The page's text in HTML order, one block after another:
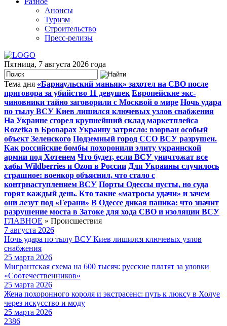
Анонсы
Туризм
Строительство
Пресс-релизы
Пятница, 7 августа 2026 года
Тема дня «Барнаульский маньяк» захотел на СВО после
приговора за убийство 11 девушек Европейские экс-
чиновники тайно заговорили с Москвой о мире Ночь удара
по тылу ВСУ Киев лишился ключевых узлов снабжения
На Украине сгорел крупнейший склад маркетплейса
Rozetka в Броварах Украину затрясло: взорван особый
объект Зеленского Подземный город ССО ВСУ разрушен.
Как российские бомбы похоронили элиту украинской
армии под Хотенем Что будет, если ВСУ уничтожат все
хабы Wildberries и Ozon в России Для Украины случилось
страшное: военкор объяснил, что стало с
контрнаступлением ВСУ Порты Одессы пусты, но суда
горят каждый день. Кто такие «матросы удачи» и зачем
они лезут под «Герани» В Одессе дикая паника: что значит
разрушение моста в Затоке для хода СВО и изоляции ВСУ
ГЛАВНОЕ » Происшествия
7 августа 2026
Ночь удара по тылу ВСУ Киев лишился ключевых узлов
снабжения
25 марта 2026
Мигрантская схема на 600 тысяч: русские платят за уловки
«Соотечественников»
25 марта 2026
Жена похоронного короля и экстрасенс: путь к люксу в Холуе
через искусство и моду
25 марта 2026
2386